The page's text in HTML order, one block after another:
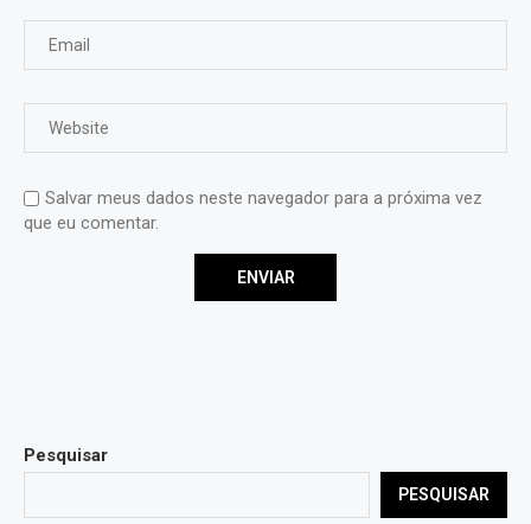
Salvar meus dados neste navegador para a próxima vez
que eu comentar.
Pesquisar
PESQUISAR